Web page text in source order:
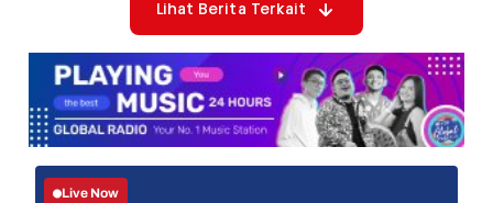
Lihat Berita Terkait
Live Now